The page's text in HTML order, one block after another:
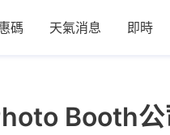
碼 天氣消息 即時
Booth